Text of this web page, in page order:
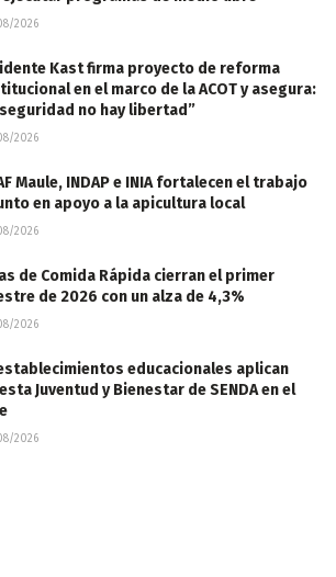
2026
Kast firma proyecto de reforma
en el marco de la ACOT y asegura:
no hay libertad”
2026
Maule, INDAP e INIA fortalecen el trabajo
en apoyo a la apicultura local
2026
de Comida Rápida cierran el primer
de 2026 con un alza de 4,3%
2026
educacionales aplican
Juventud y Bienestar de SENDA en el
2026